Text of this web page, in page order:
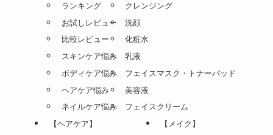
ランキング
お試しレビュー
比較レビュー
スキンケア悩み
ボディケア悩み
ヘアケア悩み
ネイルケア悩み
クレンジング
洗顔
化粧水
乳液
フェイスマスク・トナーパッド
美容液
フェイスクリーム
【ヘアケア】
【メイク】